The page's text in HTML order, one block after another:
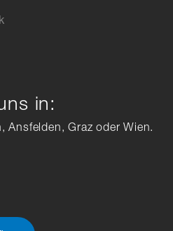
in:
Ansfelden, Graz oder Wien.